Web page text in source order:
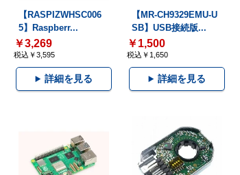
【RASPIZWHSC006
5】Raspberr...
￥3,269
税込￥3,595
詳細を見る
【MR-CH9329EMU-U
SB】USB接続版...
￥1,500
税込￥1,650
詳細を見る